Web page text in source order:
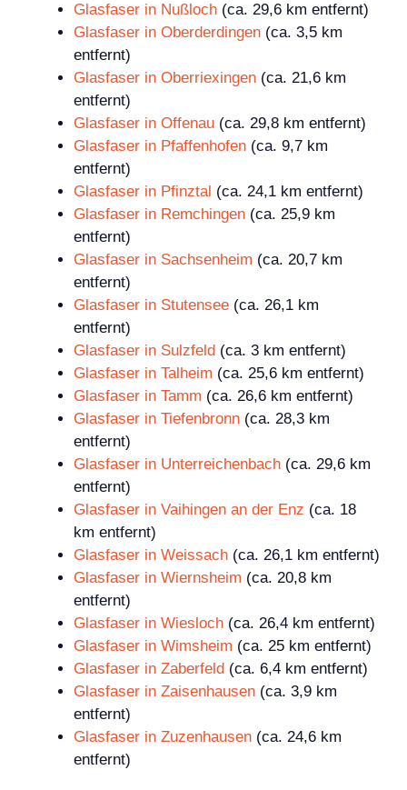
Glasfaser in Nußloch (ca. 29,6 km entfernt)
Glasfaser in Oberderdingen (ca. 3,5 km
entfernt)
Glasfaser in Oberriexingen (ca. 21,6 km
entfernt)
Glasfaser in Offenau (ca. 29,8 km entfernt)
Glasfaser in Pfaffenhofen (ca. 9,7 km
entfernt)
Glasfaser in Pfinztal (ca. 24,1 km entfernt)
Glasfaser in Remchingen (ca. 25,9 km
entfernt)
Glasfaser in Sachsenheim (ca. 20,7 km
entfernt)
Glasfaser in Stutensee (ca. 26,1 km
entfernt)
Glasfaser in Sulzfeld (ca. 3 km entfernt)
Glasfaser in Talheim (ca. 25,6 km entfernt)
Glasfaser in Tamm (ca. 26,6 km entfernt)
Glasfaser in Tiefenbronn (ca. 28,3 km
entfernt)
Glasfaser in Unterreichenbach (ca. 29,6 km
entfernt)
Glasfaser in Vaihingen an der Enz (ca. 18
km entfernt)
Glasfaser in Weissach (ca. 26,1 km entfernt)
Glasfaser in Wiernsheim (ca. 20,8 km
entfernt)
Glasfaser in Wiesloch (ca. 26,4 km entfernt)
Glasfaser in Wimsheim (ca. 25 km entfernt)
Glasfaser in Zaberfeld (ca. 6,4 km entfernt)
Glasfaser in Zaisenhausen (ca. 3,9 km
entfernt)
Glasfaser in Zuzenhausen (ca. 24,6 km
entfernt)